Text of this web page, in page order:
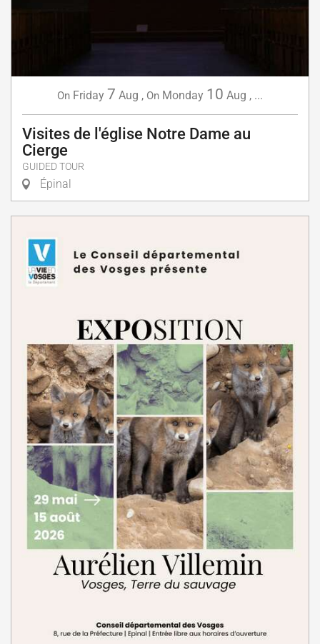
On Friday 7 Aug , On Monday 10 Aug , ...
Visites de l'église Notre Dame au
Cierge
GUIDED TOUR
Épinal